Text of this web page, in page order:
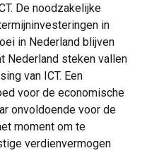
De noodzakelijke
in
in Nederland blijven
Nederland steken vallen
van ICT. Een
voor de economische
onvoldoende voor de
moment om te
verdienvermogen